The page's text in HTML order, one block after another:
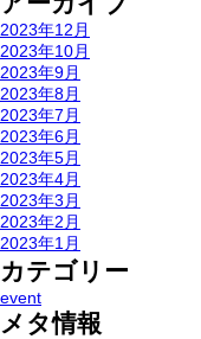
2023年12月
2023年10月
2023年9月
2023年8月
2023年7月
2023年6月
2023年5月
2023年4月
2023年3月
2023年2月
2023年1月
カテゴリー
event
メタ情報